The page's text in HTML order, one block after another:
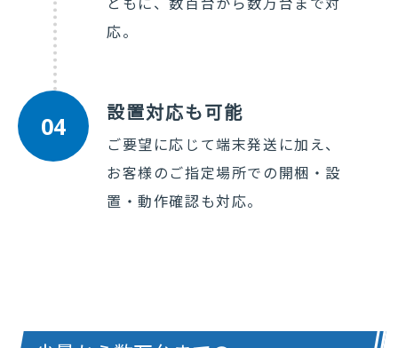
応。
04 設置対応も可能
ご要望に応じて端末発送に加え、
お客様のご指定場所での開梱・設
置・動作確認も対応。